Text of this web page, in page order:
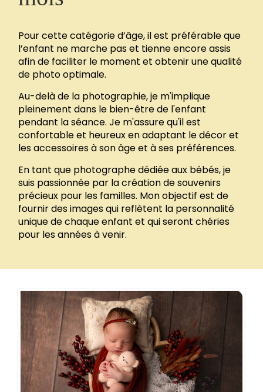
Pour cette catégorie d’âge, il est préférable que
l’enfant ne marche pas et tienne encore assis
afin de faciliter le moment et obtenir une qualité
de photo optimale.
Au-delà de la photographie, je m'implique
pleinement dans le bien-être de l'enfant
pendant la séance. Je m'assure qu'il est
confortable et heureux en adaptant le décor et
les accessoires à son âge et à ses préférences.
En tant que photographe dédiée aux bébés, je
suis passionnée par la création de souvenirs
précieux pour les familles. Mon objectif est de
fournir des images qui reflètent la personnalité
unique de chaque enfant et qui seront chéries
pour les années à venir.